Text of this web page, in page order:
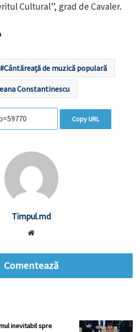
Cultural”, grad de Cavaler.
Cântăreaţă de muzică populară
Constantinescu
Copy URL
Timpul.md
Comentează
inevitabil spre